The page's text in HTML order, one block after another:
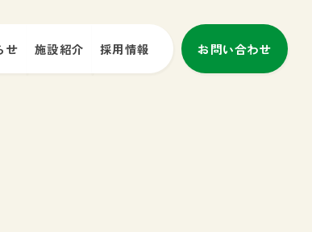
せ 施設紹介 採用情報 お問い合わせ